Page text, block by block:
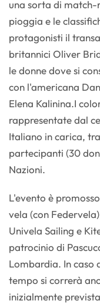
una sorta di match-
pioggia e le
protagonisti il
britannici Oliver
le donne dove si
con l'americana
Elena Kalinina.I
rappresentate dal
Italiano in carica,
partecipanti (30
Nazioni.
L'evento è
vela (con
Univela Sailing e
patrocinio di
Lombardia. In caso
tempo si correrà
inizialmente